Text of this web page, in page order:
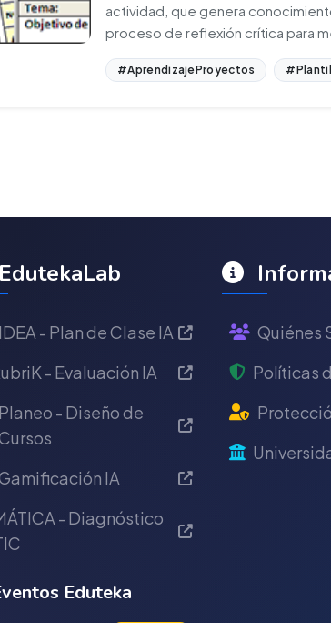
actividad, que genera
proceso de reflexión crítica para
#AprendizajeProyectos
EdutekaLab
IDEA - Plan de Clase IA
- Evaluación IA
Planeo - Diseño de
IA
- Diagnóstico
Eduteka
Quiénes
Políticas